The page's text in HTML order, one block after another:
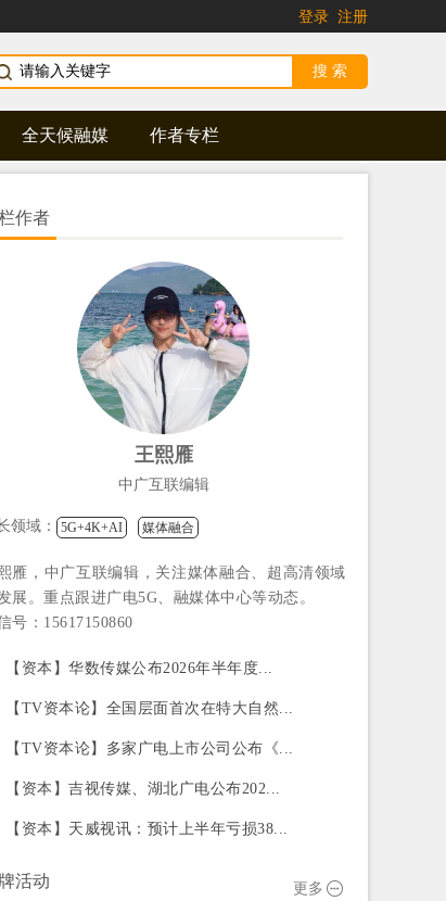
登录 注册
全天候融媒 作者专栏
作者
王熙雁
中广互联编辑
领域： 5G+4K+AI 媒体融合
雁，中广互联编辑，关注媒体融合、超高清领域
展。重点跟进广电5G、融媒体中心等动态。
号：15617150860
【资本】华数传媒公布2026年半年度...
【TV资本论】全国层面首次在特大自然...
【TV资本论】多家广电上市公司公布《...
【资本】吉视传媒、湖北广电公布202...
【资本】天威视讯：预计上半年亏损38...
活动 更多